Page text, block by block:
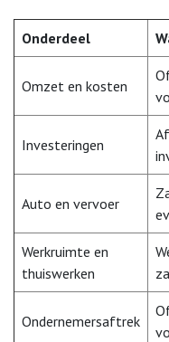
Onderdeel
Omzet en kosten
Investeringen
Auto en vervoer
Werkruimte en
thuiswerken
Ondernemersaftrek